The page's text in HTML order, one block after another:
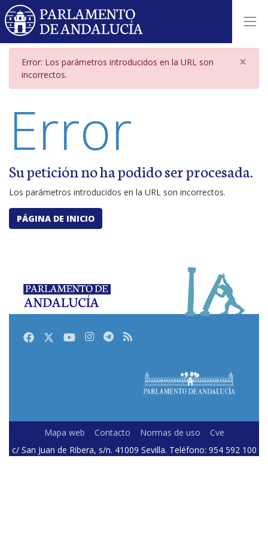
Página de error por parámetros
Error: Los parámetros introducidos en la URL son
incorrectos.
×
Error
Su petición no ha podido ser procesada.
Los parámetros introducidos en la URL son incorrectos.
PÁGINA DE INICIO
FacebookTwitterYoutubeInstagram
Telegram
RSS
Mapa web Contacto Normas de uso
Cve
c/ San Juan de Ribera, s/n. 41009 Sevilla. Teléfono: 954 592 100